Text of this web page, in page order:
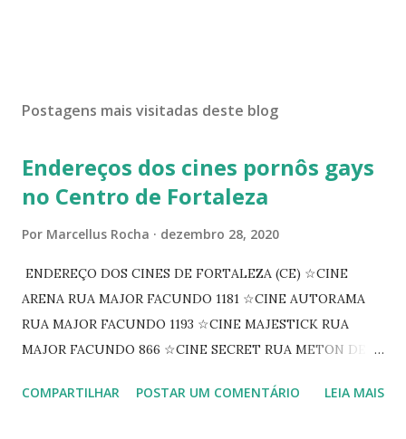
Postagens mais visitadas deste blog
Endereços dos cines pornôs gays
no Centro de Fortaleza
Por Marcellus Rocha dezembro 28, 2020
ENDEREÇO DOS CINES DE FORTALEZA (CE) ☆CINE
ARENA RUA MAJOR FACUNDO 1181 ☆CINE AUTORAMA
RUA MAJOR FACUNDO 1193 ☆CINE MAJESTICK RUA
MAJOR FACUNDO 866 ☆CINE SECRET RUA METON DE
PEIXOTO 1307 ☆CINE IRIS RUA FLORIANO PEIXOTO 1206
COMPARTILHAR POSTAR UM COMENTÁRIO LEIA MAIS